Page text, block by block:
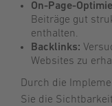
On-Page-
Beiträge gut
enthalten.
Backlinks:
Websites zu
Durch die
Sie die